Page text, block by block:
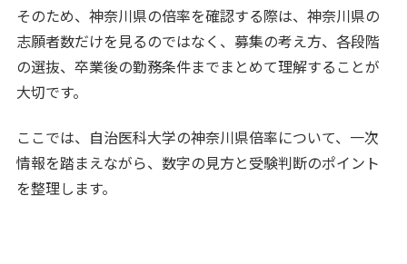
そのため、神奈川県の倍率を確認する際は、神奈川県の
志願者数だけを見るのではなく、募集の考え方、各段階
の選抜、卒業後の勤務条件までまとめて理解することが
大切です。
ここでは、自治医科大学の神奈川県倍率について、一次
情報を踏まえながら、数字の見方と受験判断のポイント
を整理します。